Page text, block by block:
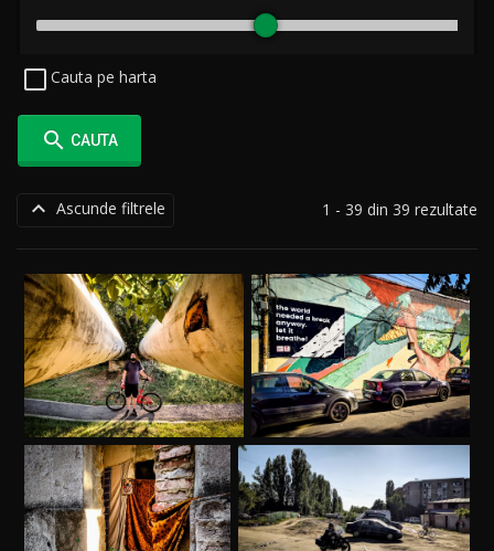
Cauta pe harta
 CAUTA
 Ascunde filtrele 1 - 39 din 39 rezultate